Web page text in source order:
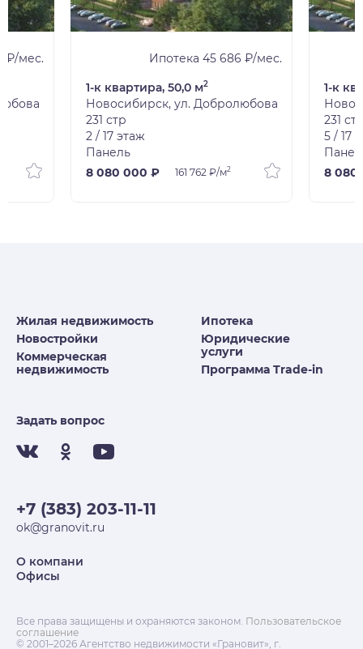
₽/мес.
Ипотека 45 686 ₽/мес.
1-к квартира, 50,0 м2
Новосибирск, ул. Добролюбова
231 стр
2 / 17 этаж
Панель
8 080 000 ₽
161 762 ₽/м2
1-к
231
5 / 17
8 080
Жилая недвижимость
Новостройки
Коммерческая
недвижимость
Ипотека
Юридические
услуги
Программа Trade-in
Задать вопрос
+7 (383) 203-11-11
ok@granovit.ru
О компани
Офисы
Все права защищены и охраняются законом. Пользовательское
соглашение
© 2001–2026 Агентство недвижимости «Грановит», г.